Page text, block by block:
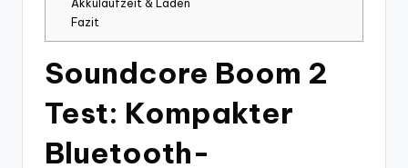
Akkulaufzeit & Laden
Fazit
Soundcore Boom 2
Test: Kompakter
Bluetooth-